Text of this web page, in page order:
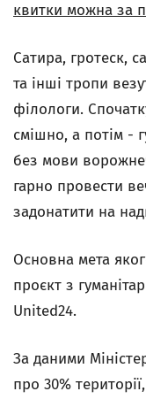
квитки можна за
Сатира, гротеск,
та інші тропи
філологи.
смішно, а потім -
без мови
гарно провести
задонатити на
Основна мета
проєкт з
United24.
За даними
про 30%